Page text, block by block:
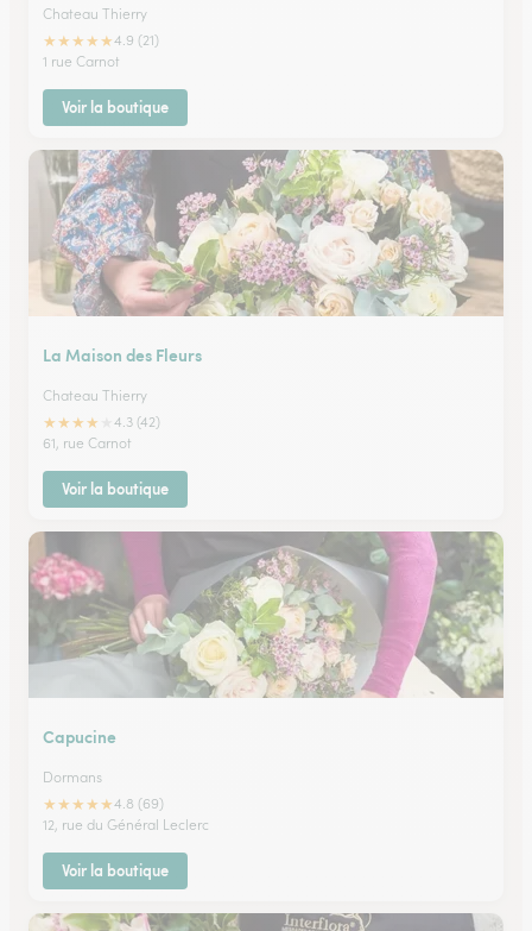
Chateau Thierry
★★★★★4.9 (21)
1 rue Carnot
Voir la boutique
La Maison des Fleurs
Chateau Thierry
★★★★
4.3 (42)
61, rue Carnot
Voir la boutique
Capucine
Dormans
★★★★★4.8 (69)
12, rue du Général Leclerc
Voir la boutique